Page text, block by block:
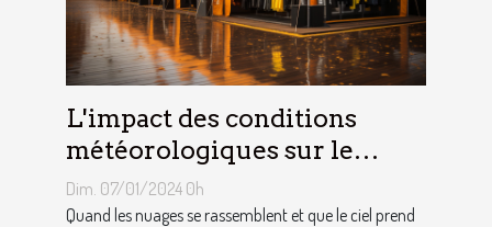
L'impact des conditions
météorologiques sur le
choix des tentes publicitaires
Dim. 07/01/2024 0h
Quand les nuages se rassemblent et que le ciel prend